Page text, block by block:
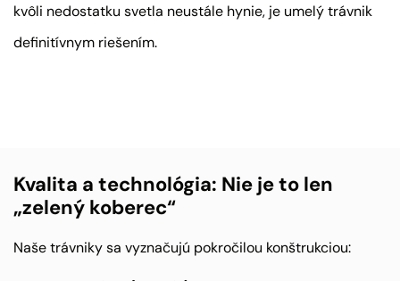
kvôli nedostatku svetla neustále hynie, je umelý trávnik
definitívnym riešením.
Kvalita a technológia: Nie je to len
„zelený koberec“
Naše trávniky sa vyznačujú pokročilou konštrukciou: